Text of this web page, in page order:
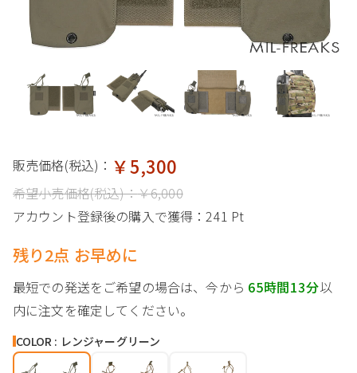
販売価格(税込)： ￥5,300
希望小売価格(税込)：￥6,000
アカウント登録後の購入で獲得：241 Pt
残り2点 お早めに
最短での発送をご希望の場合は、今から 65時間13分以
内に注文を確定してください。
COLOR : レンジャーグリーン